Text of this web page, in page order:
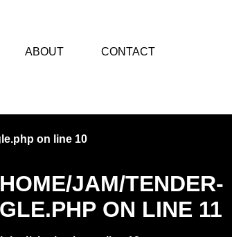
ABOUT CONTACT
on line 10
JAM/TENDER-
ON LINE 11